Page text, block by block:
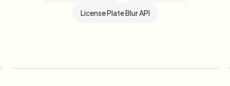
License Plate Blur API